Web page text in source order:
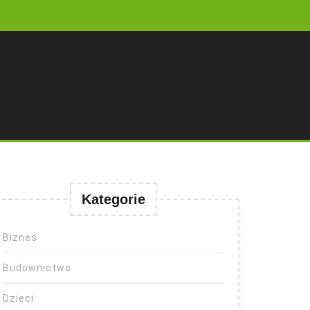
Kategorie
Biznes
Budownictwo
Dzieci